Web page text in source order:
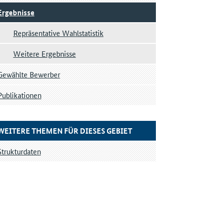
Repräsentative Wahlstatistik
Weitere Ergebnisse
Bewerber
THEMEN FÜR DIESES GEBIET